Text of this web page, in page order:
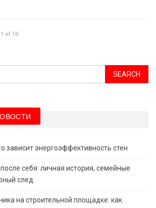
1 of 10
зависит энергоэффективность стен
себя: личная история, семейные
след
на строительной площадке: как